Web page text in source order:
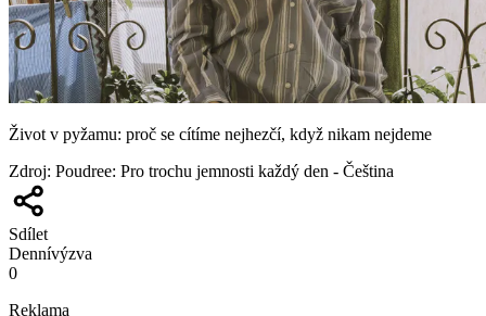
Život v pyžamu: proč se cítíme nejhezčí, když nikam nejdeme
Zdroj: Poudree: Pro trochu jemnosti každý den - Čeština
Sdílet
Dennívýzva
0
Reklama